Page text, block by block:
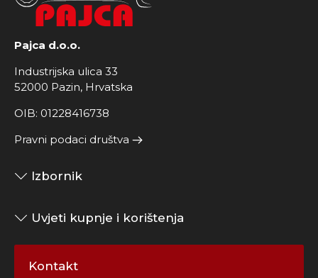
Pajca d.o.o.
Industrijska ulica 33
52000 Pazin, Hrvatska
OIB: 01228416738
Pravni podaci društva
Izbornik
Uvjeti kupnje i korištenja
Kontakt